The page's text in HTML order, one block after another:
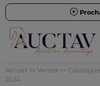
Accueil >> Ventes>>
2024